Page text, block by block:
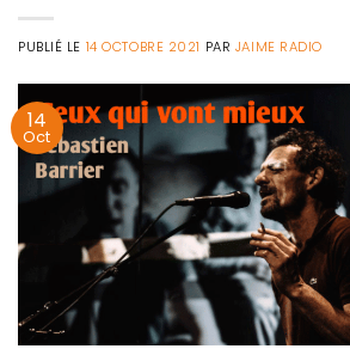
PUBLIÉ LE 14 OCTOBRE 2021 PAR JAIME RADIO
14
Oct